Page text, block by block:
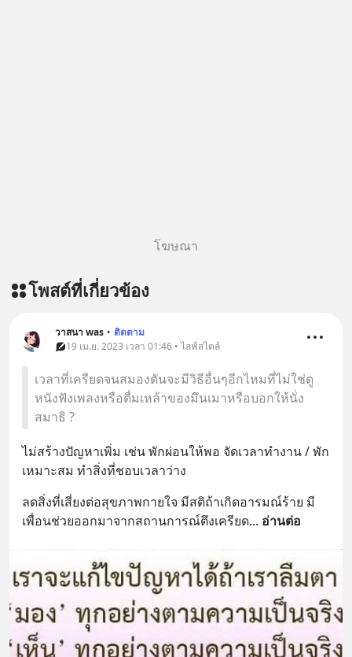
โฆษณา
โพสต์ที่เกี่ยวข้อง
วาสนา was • ติดตาม
19 เม.ย. 2023 เวลา 01:46 • ไลฟ์สไตล์
เวลาที่เครียดจนสมองตันจะมีวิธีอื่นๆอีกไหมที่ไม่ใช่ดู
หนังฟังเพลงหรือดื่มเหล้าของมึนเมาหรือบอกให้นั่ง
สมาธิ ?
ไม่สร้างปัญหาเพิ่ม เช่น พักผ่อนให้พอ จัดเวลาทำงาน / พัก
เหมาะสม ทำสิ่งที่ชอบเวลาว่าง
ลดสิ่งที่เสี่ยงต่อสุขภาพกายใจ มีสติถ้าเกิดอารมณ์ร้าย มี
เพื่อนช่วยออกมาจากสถานการณ์ตึงเครียด... อ่านต่อ